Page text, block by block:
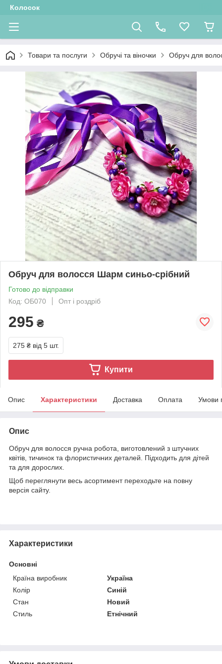
Колосок
Товари та послуги Обручі та віночки Обруч для
Обруч для волосся Шарм синьо-срібний
Готово до відправки
Код: ОБ070
Опт і роздріб
295 ₴
275 ₴ від 5 шт.
Купити
Опис Характеристики Доставка Оплата Умови
Опис
Обруч для волосся ручна робота, виготовлений з штучних
квітів, тичинок та флористичних деталей. Підходить для дітей
та для дорослих.
Щоб переглянути весь асортимент переходьте на повну
версія сайту.
Характеристики
Основні
Країна виробник
Україна
Колір
Синій
Стан
Новий
Стиль
Етнічний